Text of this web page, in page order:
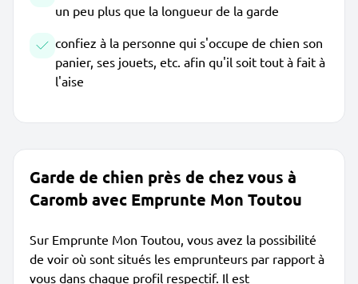
un peu plus que la longueur de la garde
confiez à la personne qui s'occupe de chien son
panier, ses jouets, etc. afin qu'il soit tout à fait à
l'aise
Garde de chien près de chez vous à
Caromb avec Emprunte Mon Toutou
Sur Emprunte Mon Toutou, vous avez la possibilité
de voir où sont situés les emprunteurs par rapport à
vous dans chaque profil respectif. Il est